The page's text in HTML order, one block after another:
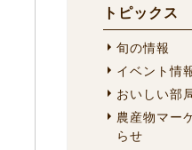
トピックス
旬の情報
イベント情
おいしい部
農産物マー
らせ